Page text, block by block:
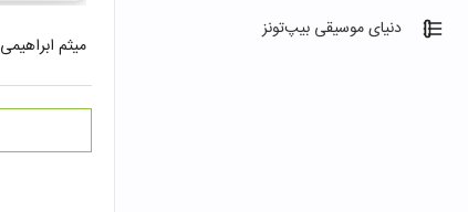
دنیای موسیقی بیپ‌تونز
میثم ابراهیمی